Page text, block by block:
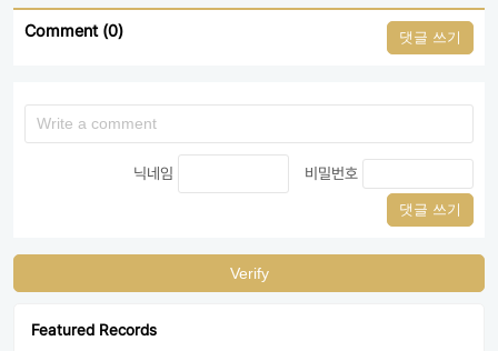
Comment (0) 댓글 쓰기
닉네임 비밀번호
댓글 쓰기
Verify
Featured Records